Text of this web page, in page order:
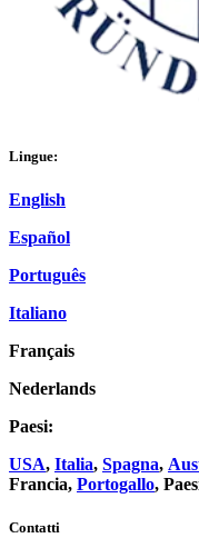
Lingue:
English
Español
Português
Italiano
Français
Nederlands
Paesi:
USA, Italia, Spagna,
Francia, Portogallo,
Contatti